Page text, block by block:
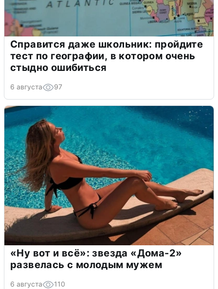
Справится даже школьник: пройдите
тест по географии, в котором очень
стыдно ошибиться
6 августа 97
«Ну вот и всё»: звезда «Дома-2»
развелась с молодым мужем
6 августа 110